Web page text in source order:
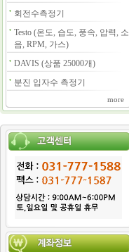
회전수측정기
Testo (온도, 습도, 풍속, 압력, 소
음, RPM, 가스)
DAVIS (상품 25000개)
분진 입자수 측정기
more